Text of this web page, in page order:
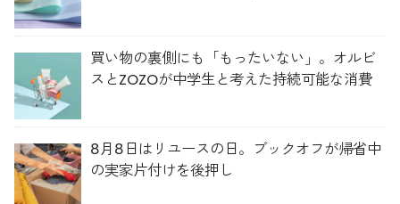
買い物の裏側にも「もったいない」。オルビ
スとZOZOが中学生と考えた持続可能な消費
8月8日はリユースの日。ブックオフが帰省中
の実家片付けを後押し